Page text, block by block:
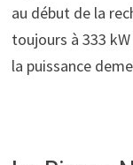
au début de la
toujours à 333
la puissance